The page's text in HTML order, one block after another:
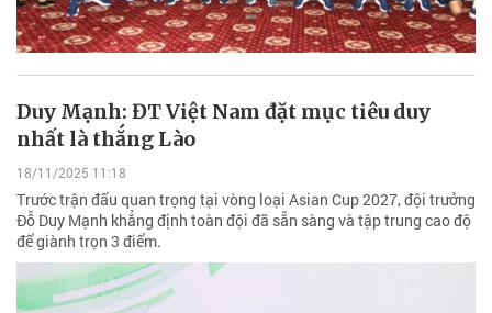
Duy Mạnh: ĐT Việt Nam đặt mục tiêu duy
nhất là thắng Lào
18/11/2025 11:18
Trước trận đấu quan trọng tại vòng loại Asian Cup 2027, đội trưởng
Đỗ Duy Mạnh khẳng định toàn đội đã sẵn sàng và tập trung cao độ
để giành trọn 3 điểm.